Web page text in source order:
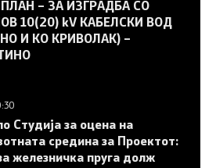
– ЗА ИЗГРАДБА СО
10(20) kV КАБЕЛСКИ ВОД
И КО КРИВОЛАК) –
Студија за оцена на
средина за Проектот:
железничка пруга долж